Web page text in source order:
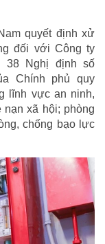
quyết định xử
đối với Công ty
38 Nghị định số
Chính phủ quy
lĩnh vực an ninh,
nạn xã hội; phòng
chống bạo lực